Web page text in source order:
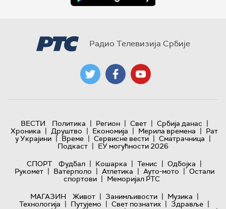
Радио Телевизија Србије
ВЕСТИ Политика | Регион | Свет | Србија данас |
Хроника | Друштво | Економија | Мерила времена | Рат
у Украјини | Време | Сервисне вести | Сматрачница |
Подкаст | ЕУ могућности 2026
СПОРТ
Фудбал | Кошарка | Тенис | Одбојка |
Рукомет | Ватерполо | Атлетика | Ауто-мото | Остали
спортови | Меморијал РТС
МАГАЗИН
Живот | Занимљивости | Музика |
Технологијa | Путујемо | Свет познатих | Здравље |